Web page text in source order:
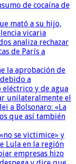
de cocaína de
mató a su hijo,
vicaria
analiza rechazar
de París a
la aprobación de
a
eléctrico y de agua
unilateralmente el
a Bolsonaro: «La
que así también
se victimice» y
Lula en la región
empresas hizo